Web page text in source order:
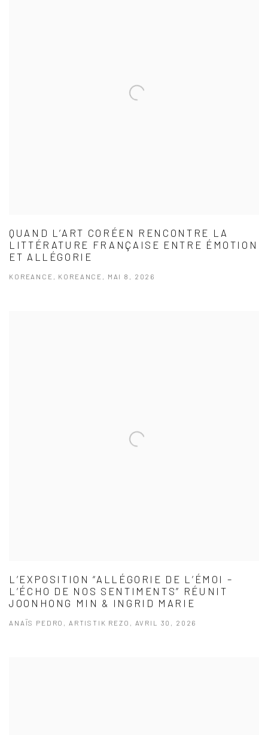
QUAND L’ART CORÉEN RENCONTRE LA
LITTÉRATURE FRANÇAISE ENTRE ÉMOTION
ET ALLÉGORIE
KOREANCE, KOREANCE, MAI 8, 2026
L’EXPOSITION “ALLÉGORIE DE L’ÉMOI –
L’ÉCHO DE NOS SENTIMENTS” RÉUNIT
JOONHONG MIN & INGRID MARIE
ANAÏS PEDRO, ARTISTIK REZO, AVRIL 30, 2026